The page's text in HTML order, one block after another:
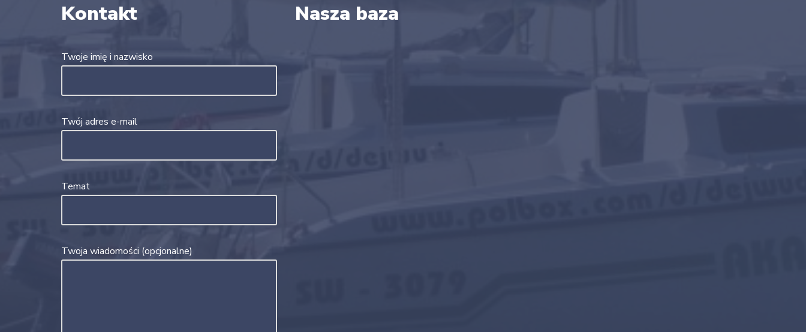
Kontakt
Twoje imię i nazwisko
Twój adres e-mail
Temat
Twoja wiadomości (opcjonalne)
Nasza baza